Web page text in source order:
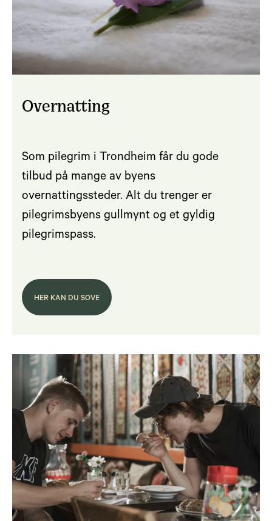
Overnatting
Som pilegrim i Trondheim får du gode
tilbud på mange av byens
overnattingssteder. Alt du trenger er
pilegrimsbyens gullmynt og et gyldig
pilegrimspass.
HER KAN DU SOVE